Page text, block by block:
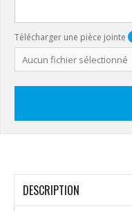
Télécharger une pièce jointe
Aucun fichier sélectionné
DESCRIPTION